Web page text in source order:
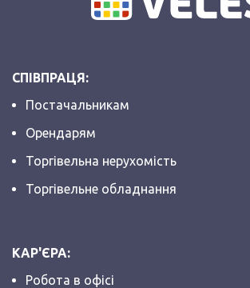
СПІВПРАЦЯ:
Постачальникам
Орендарям
Торгівельна нерухомість
Торгівельне обладнання
КАР'ЄРА:
Робота в офісі